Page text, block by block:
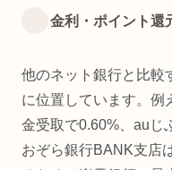
金利・ポイント還
他のネット銀行と比較
に位置しています。例
金受取で0.60%、auじ
おぞら銀行BANK支店